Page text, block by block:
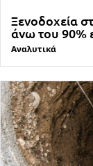
Ξενοδοχεία
άνω του 90%
Αναλυτικά